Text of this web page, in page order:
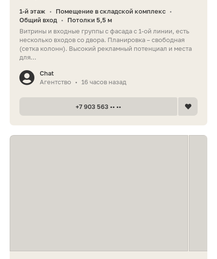
1-й этаж • Помещение в складской комплекс •
Общий вход •
Потолки 5,5 м
Витрины и входные группы с фасада с 1-ой линии, есть
несколько входов со двора. Планировка – свободная
(сетка колонн). Высокий рекламный потенциал и места
для...
Chat
Агентство
• 16 часов назад
+7 903 563 •• ••